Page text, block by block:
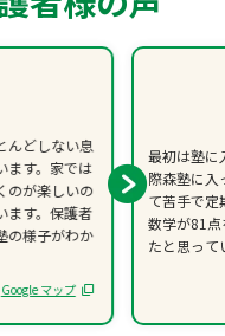
んどしない息
ます。家では
のが楽しいの
ます。保護者
の様子がわか
Google マップ
最初は塾に
際森塾に入
て苦手で定
数学が81
たと思って